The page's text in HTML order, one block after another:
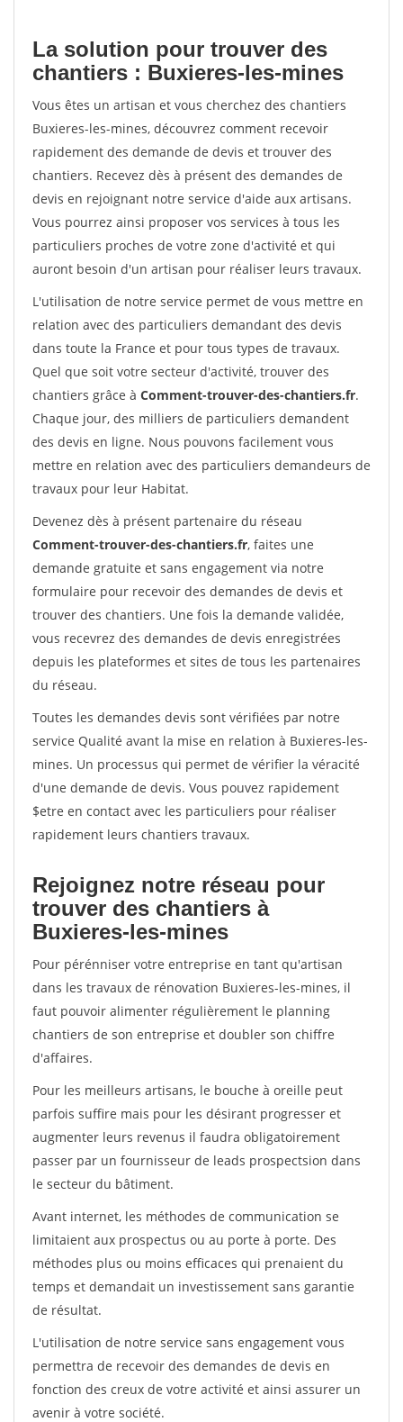
La solution pour trouver des
chantiers : Buxieres-les-mines
Vous êtes un artisan et vous cherchez des chantiers
Buxieres-les-mines, découvrez comment recevoir
rapidement des demande de devis et trouver des
chantiers. Recevez dès à présent des demandes de
devis en rejoignant notre service d'aide aux artisans.
Vous pourrez ainsi proposer vos services à tous les
particuliers proches de votre zone d'activité et qui
auront besoin d'un artisan pour réaliser leurs travaux.
L'utilisation de notre service permet de vous mettre en
relation avec des particuliers demandant des devis
dans toute la France et pour tous types de travaux.
Quel que soit votre secteur d'activité, trouver des
chantiers grâce à Comment-trouver-des-chantiers.fr.
Chaque jour, des milliers de particuliers demandent
des devis en ligne. Nous pouvons facilement vous
mettre en relation avec des particuliers demandeurs de
travaux pour leur Habitat.
Devenez dès à présent partenaire du réseau
Comment-trouver-des-chantiers.fr, faites une
demande gratuite et sans engagement via notre
formulaire pour recevoir des demandes de devis et
trouver des chantiers. Une fois la demande validée,
vous recevrez des demandes de devis enregistrées
depuis les plateformes et sites de tous les partenaires
du réseau.
Toutes les demandes devis sont vérifiées par notre
service Qualité avant la mise en relation à Buxieres-les-
mines. Un processus qui permet de vérifier la véracité
d'une demande de devis. Vous pouvez rapidement
$etre en contact avec les particuliers pour réaliser
rapidement leurs chantiers travaux.
Rejoignez notre réseau pour
trouver des chantiers à
Buxieres-les-mines
Pour pérénniser votre entreprise en tant qu'artisan
dans les travaux de rénovation Buxieres-les-mines, il
faut pouvoir alimenter régulièrement le planning
chantiers de son entreprise et doubler son chiffre
d'affaires.
Pour les meilleurs artisans, le bouche à oreille peut
parfois suffire mais pour les désirant progresser et
augmenter leurs revenus il faudra obligatoirement
passer par un fournisseur de leads prospectsion dans
le secteur du bâtiment.
Avant internet, les méthodes de communication se
limitaient aux prospectus ou au porte à porte. Des
méthodes plus ou moins efficaces qui prenaient du
temps et demandait un investissement sans garantie
de résultat.
L'utilisation de notre service sans engagement vous
permettra de recevoir des demandes de devis en
fonction des creux de votre activité et ainsi assurer un
avenir à votre société.